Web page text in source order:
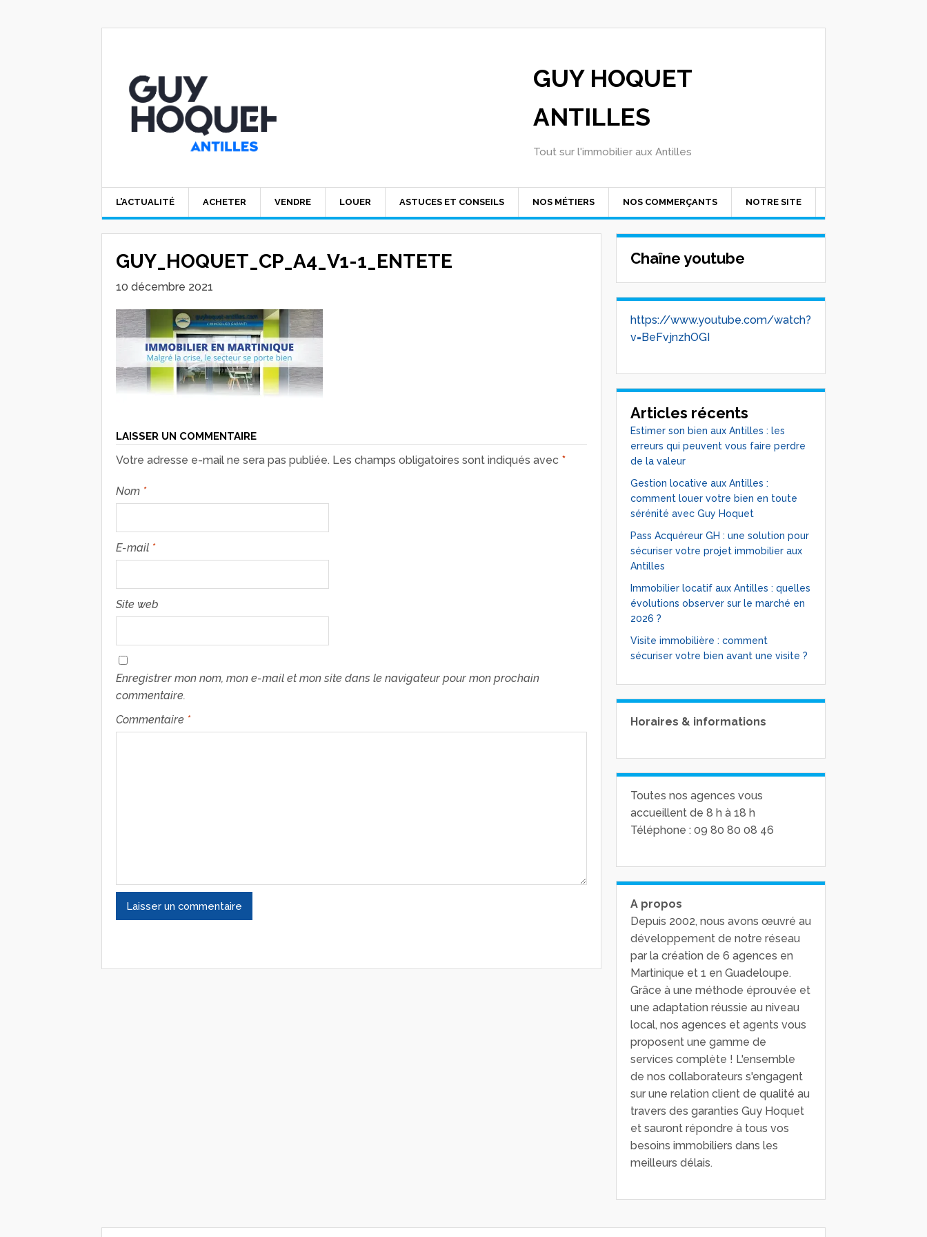
GUY HOQUET
ANTILLES
Tout sur l'immobilier aux Antilles
L’ACTUALITÉ ACHETER VENDRE LOUER ASTUCES ET CONSEILS NOS MÉTIERS NOS COMMERÇANTS NOTRE SITE
GUY_HOQUET_CP_A4_V1-1_ENTETE
10 décembre 2021
LAISSER UN COMMENTAIRE
Votre adresse e-mail ne sera pas publiée. Les champs obligatoires sont indiqués avec *
Nom *
E-mail *
Site web
Enregistrer mon nom, mon e-mail et mon site dans le navigateur pour mon prochain
commentaire.
Commentaire *
Chaîne youtube
https://www.youtube.com/watch?
v=BeFvjnzhOGI
Articles récents
Estimer son bien aux Antilles : les
erreurs qui peuvent vous faire perdre
de la valeur
Gestion locative aux Antilles :
comment louer votre bien en toute
sérénité avec Guy Hoquet
Pass Acquéreur GH : une solution pour
sécuriser votre projet immobilier aux
Antilles
Immobilier locatif aux Antilles : quelles
évolutions observer sur le marché en
2026 ?
Visite immobilière : comment
sécuriser votre bien avant une visite ?
Horaires & informations
Toutes nos agences vous
accueillent de 8 h à 18 h
Téléphone : 09 80 80 08 46
A propos
Depuis 2002, nous avons œuvré au
développement de notre réseau
par la création de 6 agences en
Martinique et 1 en Guadeloupe.
Grâce à une méthode éprouvée et
une adaptation réussie au niveau
local, nos agences et agents vous
proposent une gamme de
services complète ! L'ensemble
de nos collaborateurs s'engagent
sur une relation client de qualité au
travers des garanties Guy Hoquet
et sauront répondre à tous vos
besoins immobiliers dans les
meilleurs délais.